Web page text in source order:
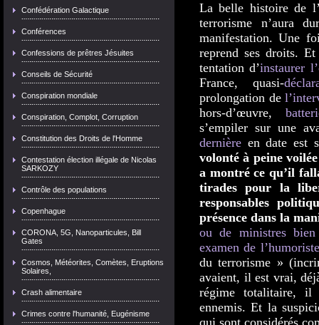
Confédération Galactique
Conférences
Confessions de prêtres Jésuites
Conseils de Sécurité
Conspiration mondiale
Conspiration, Complot, Corruption
Constitution des Droits de l'Homme
Contestation élection illégale de Nicolas
SARKOZY
Contrôle des populations
Copenhague
CORONA, 5G, Nanoparticules, Bill
Gates
Cosmos, Météorites, Comètes, Eruptions
Solaires,
Crash alimentaire
Crimes contre l'humanité, Eugénisme
La belle histoire de
terrorisme n’aura
manifestation. Une
reprend ses droits.
tentation d’instaurer
France, quasi-
prolongation de
hors-d’œuvre,
s’empiler sur une
dernière en date est
volonté à peine
a montré ce qu’il
tirades pour la
responsables
présence dans la
ou de ministres bien
examen de
du terrorisme »
avaient, il est vrai,
régime totalitaire, il
ennemis. Et la
qui sont considérés